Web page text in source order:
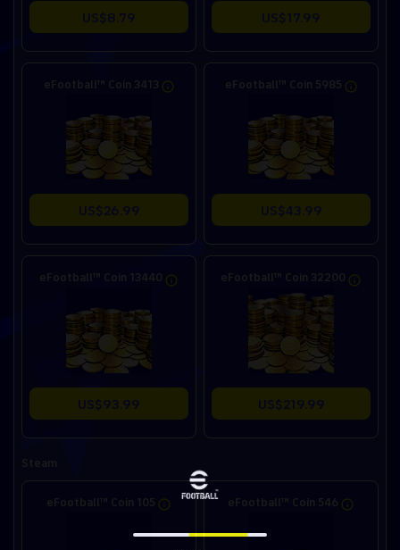
US$8.79 US$17.99
eFootball™ Coin 3413
US$26.99
eFootball™ Coin 5985
US$43.99
eFootball™ Coin 13440
US$93.99
eFootball™ Coin 32200
US$219.99
eFootball™ Coin 105 eFootball™ Coin 546